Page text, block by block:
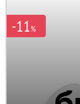
-11%